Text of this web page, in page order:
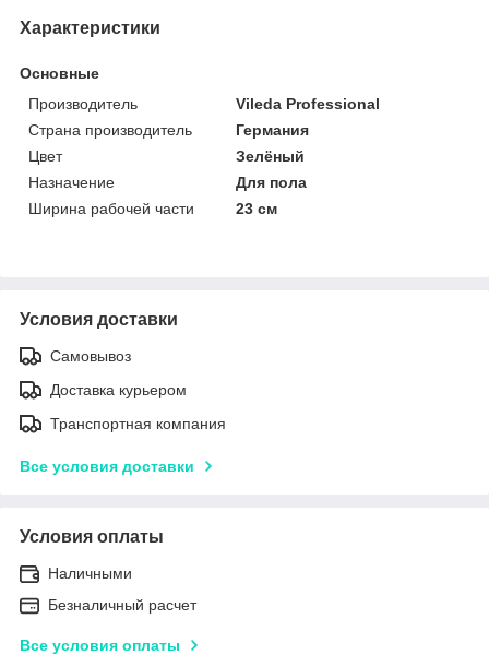
Характеристики
Основные
Производитель
Vileda Professional
Страна производитель
Германия
Цвет
Зелёный
Назначение
Для пола
Ширина рабочей части
23 см
Условия доставки
Самовывоз
Доставка курьером
Транспортная компания
Все условия доставки
Условия оплаты
Наличными
Безналичный расчет
Все условия оплаты